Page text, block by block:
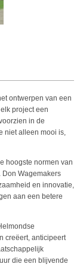
ontwerpen van een
project een
in de
niet alleen mooi is,
hoogste normen van
Wagemakers
en innovatie,
aan een betere
creëert, anticipeert
die een blijvende